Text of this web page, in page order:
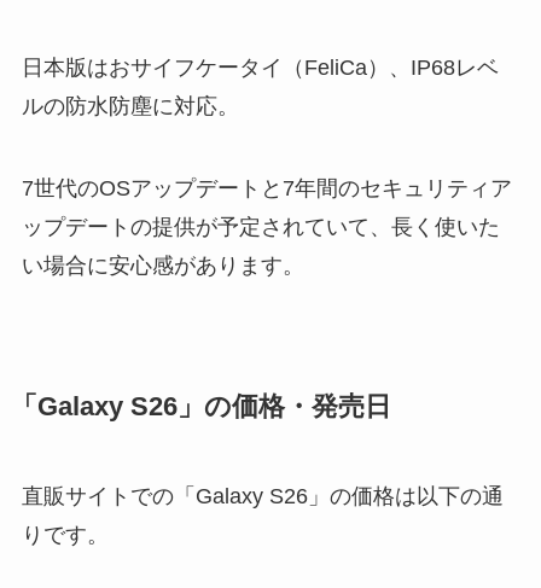
日本版はおサイフケータイ（FeliCa）、IP68レベ
ルの防水防塵に対応。
7世代のOSアップデートと7年間のセキュリティア
ップデートの提供が予定されていて、長く使いた
い場合に安心感があります。
「Galaxy S26」の価格・発売日
直販サイトでの「Galaxy S26」の価格は以下の通
りです。